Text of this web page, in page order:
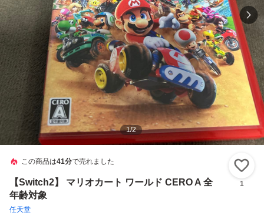
1/2
この商品は41分で売れました
【Switch2】 マリオカート ワールド CERO A 全
年齢対象
任天堂
1